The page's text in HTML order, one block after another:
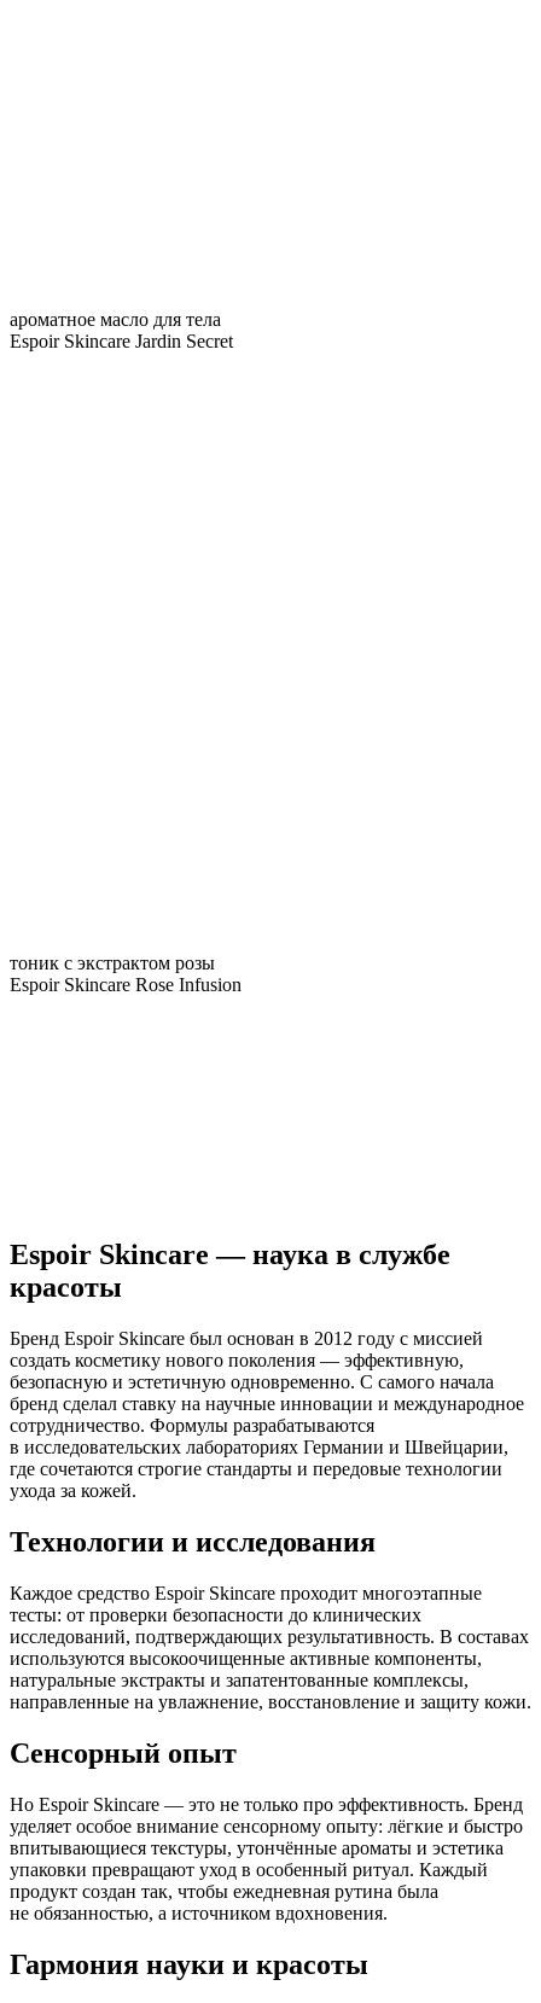
ароматное масло для тела
Espoir Skincare Jardin Secret
тоник с экстрактом розы
Espoir Skincare Rose Infusion
Espoir Skincare — наука в службе
красоты
Бренд Espoir Skincare был основан в 2012 году с миссией
создать косметику нового поколения — эффективную,
безопасную и эстетичную одновременно. С самого начала
бренд сделал ставку на научные инновации и международное
сотрудничество. Формулы разрабатываются
в исследовательских лабораториях Германии и Швейцарии,
где сочетаются строгие стандарты и передовые технологии
ухода за кожей.
Технологии и исследования
Каждое средство Espoir Skincare проходит многоэтапные
тесты: от проверки безопасности до клинических
исследований, подтверждающих результативность. В составах
используются высокоочищенные активные компоненты,
натуральные экстракты и запатентованные комплексы,
направленные на увлажнение, восстановление и защиту кожи.
Сенсорный опыт
Но Espoir Skincare — это не только про эффективность. Бренд
уделяет особое внимание сенсорному опыту: лёгкие и быстро
впитывающиеся текстуры, утончённые ароматы и эстетика
упаковки превращают уход в особенный ритуал. Каждый
продукт создан так, чтобы ежедневная рутина была
не обязанностью, а источником вдохновения.
Гармония науки и красоты